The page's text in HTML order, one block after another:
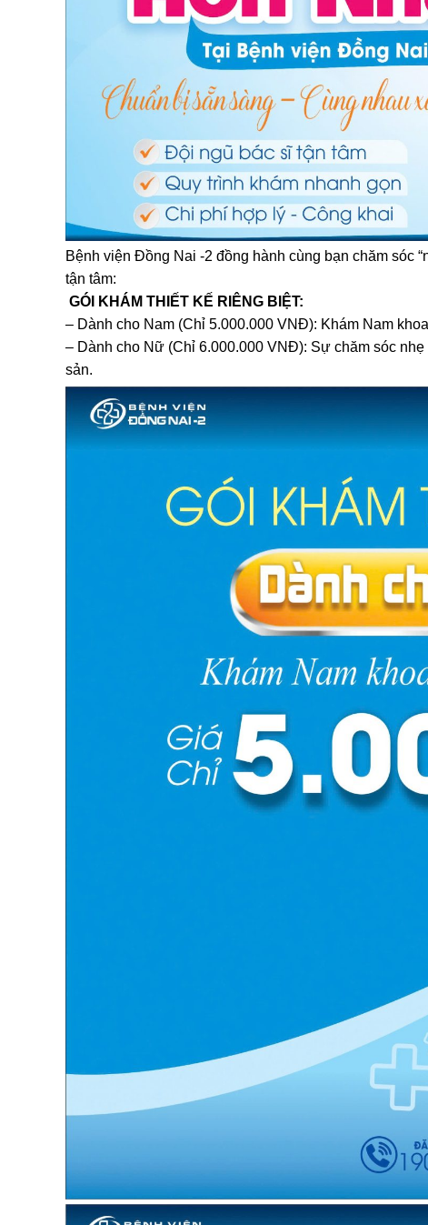
Bệnh viện Đồng Nai -2 đồng hành cùng bạn chăm sóc
tận tâm:
GÓI KHÁM THIẾT KẾ RIÊNG BIỆT:
– Dành cho Nam (Chỉ 5.000.000 VNĐ): Khám Nam
– Dành cho Nữ (Chỉ 6.000.000 VNĐ): Sự chăm sóc
sản.